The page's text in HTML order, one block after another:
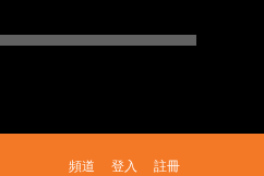
註冊
登入
頻道